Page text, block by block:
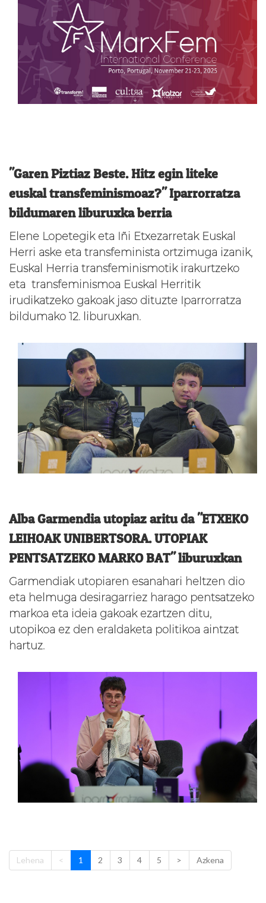
"Garen Piztiaz Beste. Hitz egin liteke
euskal transfeminismoaz?" Iparrorratza
bildumaren liburuxka berria
Elene Lopetegik eta Iñi Etxezarretak Euskal
Herri aske eta transfeminista ortzimuga izanik,
Euskal Herria transfeminismotik irakurtzeko
eta transfeminismoa Euskal Herritik
irudikatzeko gakoak jaso dituzte Iparrorratza
bildumako 12. liburuxkan.
Alba Garmendia utopiaz aritu da "ETXEKO
LEIHOAK UNIBERTSORA. UTOPIAK
PENTSATZEKO MARKO BAT" liburuxkan
Garmendiak utopiaren esanahari heltzen dio
eta helmuga desiragarriez harago pentsatzeko
markoa eta ideia gakoak ezartzen ditu,
utopikoa ez den eraldaketa politikoa aintzat
hartuz.
Lehena < 1 2 3 4 5 > Azkena